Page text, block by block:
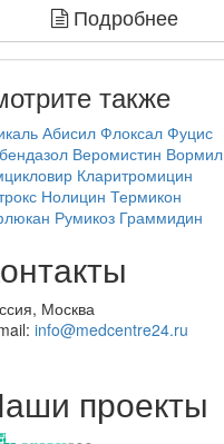
Подробнее
также
Абисил Флоксал Фуцис
Веромистин Вормил
Кларитромицин
Нолицин Термикон
Румикоз Граммидин
Москва
info@medcentre24.ru
проекты